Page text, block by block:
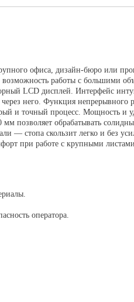
офиса, дизайн-бюро или
возможность работы с большими
LCD дисплей. Интерфейс
него. Функция непрерывного
и точный процесс. Мощность и
позволяет обрабатывать
— стопа скользит легко и без
при работе с крупными
оператора.